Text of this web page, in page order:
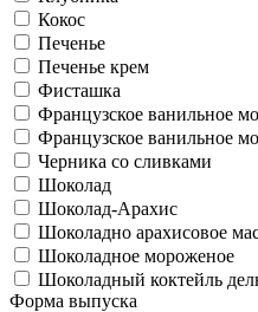
Кокос
Печенье
Печенье крем
Фисташка
Французское ванильное
Французское ванильное
Черника со сливками
Шоколад
Шоколад-Арахис
Шоколадно арахисовое
Шоколадное мороженое
Шоколадный коктейль
Форма выпуска